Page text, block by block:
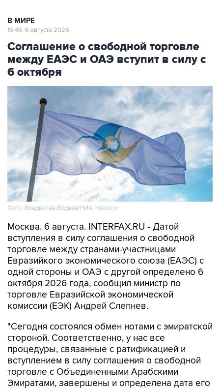
В МИРЕ
16:46, 6 августа 2026
Соглашение о свободной торговле
между ЕАЭС и ОАЭ вступит в силу с
6 октября
Фото: Владислав Воднев/РИА Новости
Москва. 6 августа. INTERFAX.RU - Датой
вступления в силу соглашения о свободной
торговле между странами-участницами
Евразийкого экономического союза (ЕАЭС) с
одной стороны и ОАЭ с другой определено 6
октября 2026 года, сообщил министр по
торговле Евразийской экономической
комиссии (ЕЭК) Андрей Слепнев.
"Сегодня состоялся обмен нотами с эмиратской
стороной. Соответственно, у нас все
процедуры, связанные с ратификацией и
вступлением в силу соглашения о свободной
торговле с Объединенными Арабскими
Эмиратами, завершены и определена дата его